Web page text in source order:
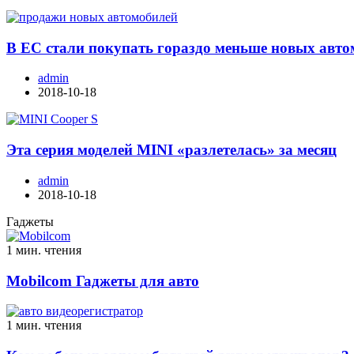
В ЕС стали покупать гораздо меньше новых
admin
2018-10-18
Эта серия моделей MINI «разлетелась» за месяц
admin
2018-10-18
Гаджеты
1 мин. чтения
Mobilcom Гаджеты для авто
1 мин. чтения